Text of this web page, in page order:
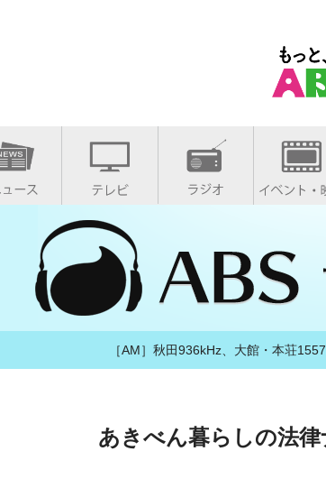
［AM］秋田936kHz、大館・本荘
あきべん暮らしの法律